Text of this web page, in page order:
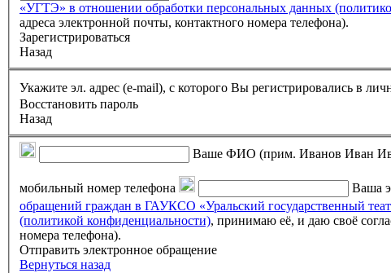
«УГТЭ» в отношении обработки персональных данных
адреса электронной почты, контактного номера телефона).
Зарегистрироваться
Назад
Укажите эл. адрес (e-mail), с которого Вы регистрировались в
Восстановить пароль
Назад
Ваше ФИО (прим. Иванов Иван
мобильный номер телефона Ваша
обращений граждан в ГАУКСО «Уральский государственный
(политикой конфиденциальности), принимаю её, и даю своё согласие на обработку своих персональных данных (фамилии, имени, отчества, адреса электронной почты, контактного
номера телефона).
Отправить электронное обращение
Вернуться назад